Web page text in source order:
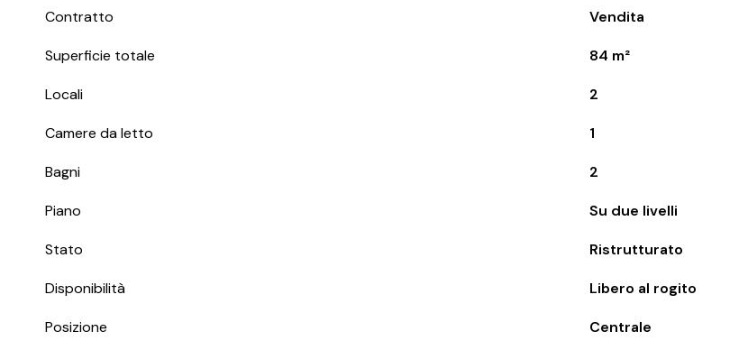
Contratto Vendita
Superficie totale 84 m²
Locali 2
Camere da letto 1
Bagni 2
Piano Su due livelli
Stato Ristrutturato
Disponibilità Libero al rogito
Posizione Centrale